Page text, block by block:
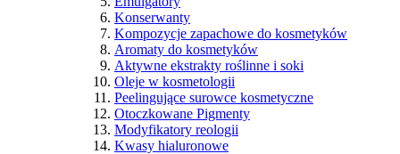
Konserwanty
Kompozycje zapachowe do kosmetyków
Aromaty do kosmetyków
Aktywne ekstrakty roślinne i soki
Oleje w kosmetologii
Peelingujące surowce kosmetyczne
Otoczkowane Pigmenty
Modyfikatory reologii
Kwasy hialuronowe